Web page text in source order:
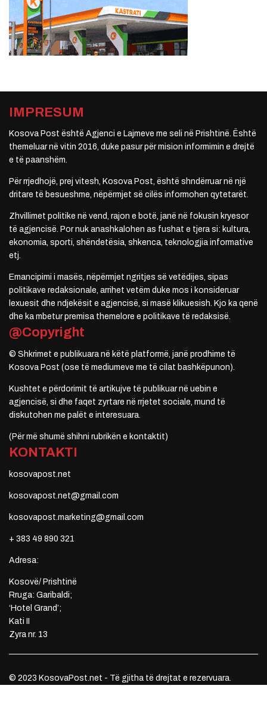
IMPRESUM
Kosova Post është Agjenci e Lajmeve me seli në Prishtinë. Është
themeluar në vitin 2016, duke pasur për mision informimin e drejtë
e të paanshëm.
Për rrjedhojë, prej vitesh, Kosova Post, është shndërruar në një
dritare të besueshme, nëpërmjet së cilës informohen qytetarët.
Zhvillimet politike në vend, rajon e botë, janë në fokusin kryesor
të agjencisë. Por nuk anashkalohen as fushat e tjera si: kultura,
ekonomia, sporti, shëndetësia, shkenca, teknologjia informative
etj.
Emancipimi i masës, nëpërmjet ngritjes së vetëdijes, sipas
politikave redaksionale, arrihet vetëm duke mos i konsideruar
lexuesit dhe ndjekësit e agjencisë, si masë klikuesish. Kjo ka qenë
dhe ka mbetur premisa themelore e politikave të redaksisë.
@Copyright
© Shkrimet e publikuara në këtë platformë, janë prodhime të
Kosova Post (ose të mediumeve me të cilat bashkëpunon).
Kushtet e përdorimit të artikujve të publikuar në uebin e
agjencisë, si dhe faqet zyrtare në rrjetet sociale, mund të
diskutohen me palët e interesuara.
(Për më shumë shihni rubrikën e kontaktit)
KONTAKTI
kosovapost.net
kosovapost.net@gmail.com
kosovapost.marketing@gmail.com
+ 383 49 890 321
Adresa:
Kosovë/ Prishtinë
Rruga: Garibaldi;
‘Hotel Grand’;
Kati II
Zyra nr. 13
© 2023 KosovaPost.net - Të gjitha të drejtat e rezervuara.